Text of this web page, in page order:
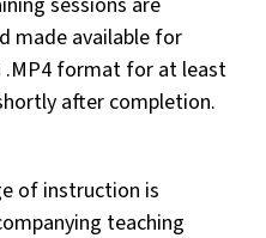
made available for
.MP4 format for at least
after completion.
of instruction is
teaching